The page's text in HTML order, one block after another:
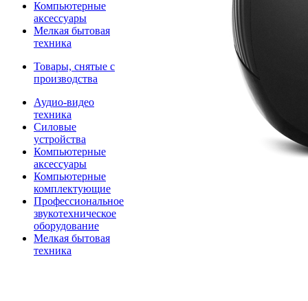
Компьютерные
аксессуары
Мелкая бытовая
техника
Товары, снятые с
производства
Аудио-видео
техника
Силовые
устройства
Компьютерные
аксессуары
Компьютерные
комплектующие
Профессиональное
звукотехническое
оборудование
Мелкая бытовая
техника